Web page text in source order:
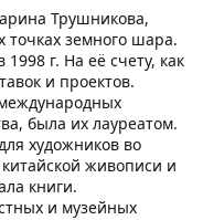
Трушникова,
точках земного шара.
г. На её счету, как
и проектов.
была их лауреатом.
художников во
живописи и
книги.
и музейных